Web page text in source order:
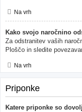
Na vrh
Kako svojo naročnino
Za odstranitev vaših
Ploščo in sledite
Na vrh
Priponke
Katere priponke so